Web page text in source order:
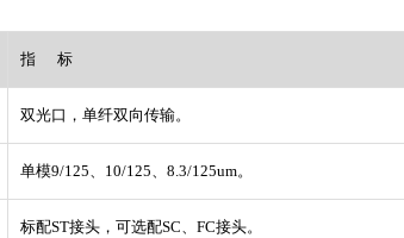
指 标
双光口，单纤双向传输。
单模9/125、10/125、8.3/125um。
标配ST接头，可选配SC、FC接头。